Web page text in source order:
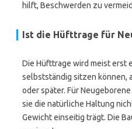
hilft, Beschwerden zu
Ist die Hüfttrage für
Die Hüfttrage wird meist erst
selbstständig sitzen können,
oder später. Für
sie die natürliche Haltung
Gewicht einseitig trägt. Die